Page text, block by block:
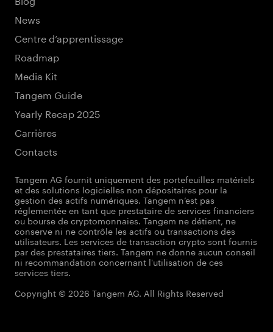
News
Centre d’apprentissage
Roadmap
Media Kit
Tangem Guide
Yearly Recap 2025
Carrières
Contacts
Tangem AG fournit uniquement des portefeuilles matériels
et des solutions logicielles non dépositaires pour la
gestion des actifs numériques. Tangem n’est pas
réglementée en tant que prestataire de services financiers
ou bourse de cryptomonnaies. Tangem ne détient, ne
conserve ni ne contrôle les actifs ou transactions des
utilisateurs. Les services de transaction crypto sont fournis
par des prestataires tiers. Tangem ne donne aucun conseil
ni recommandation concernant l'utilisation de ces
services tiers.